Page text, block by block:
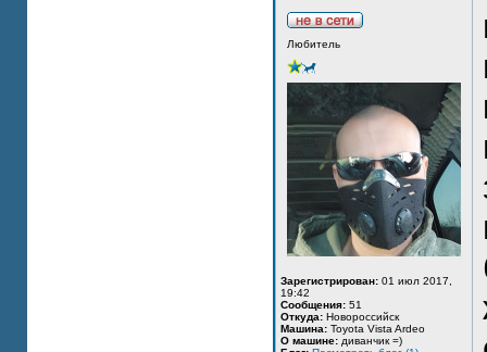
Любитель
Зарегистрирован: 01 июл 2017,
19:42
Сообщения: 51
Откуда: Новороссийск
Машина: Toyota Vista Ardeo
О машине: диванчик =)